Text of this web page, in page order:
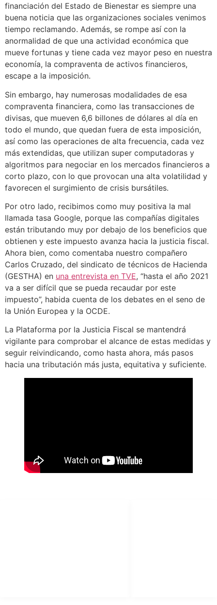
financiación del Estado de Bienestar es siempre una
buena noticia que las organizaciones sociales venimos
tiempo reclamando. Además, se rompe así con la
anormalidad de que una actividad económica que
mueve fortunas y tiene cada vez mayor peso en nuestra
economía, la compraventa de activos financieros,
escape a la imposición.
Sin embargo, hay numerosas modalidades de esa
compraventa financiera, como las transacciones de
divisas, que mueven 6,6 billones de dólares al día en
todo el mundo, que quedan fuera de esta imposición,
así como las operaciones de alta frecuencia, cada vez
más extendidas, que utilizan super computadoras y
algoritmos para negociar en los mercados financieros a
corto plazo, con lo que provocan una alta volatilidad y
favorecen el surgimiento de crisis bursátiles.
Por otro lado, recibimos como muy positiva la mal
llamada tasa Google, porque las compañías digitales
están tributando muy por debajo de los beneficios que
obtienen y este impuesto avanza hacia la justicia fiscal.
Ahora bien, como comentaba nuestro compañero
Carlos Cruzado, del sindicato de técnicos de Hacienda
(GESTHA) en una entrevista en TVE, “hasta el año 2021
va a ser difícil que se pueda recaudar por este
impuesto”, habida cuenta de los debates en el seno de
la Unión Europea y la OCDE.
La Plataforma por la Justicia Fiscal se mantendrá
vigilante para comprobar el alcance de estas medidas y
seguir reivindicando, como hasta ahora, más pasos
hacia una tributación más justa, equitativa y suficiente.